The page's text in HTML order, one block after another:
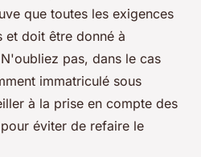
que toutes les exigences
et doit être donné à
pas, dans le cas
immatriculé sous
à la prise en compte des
éviter de refaire le